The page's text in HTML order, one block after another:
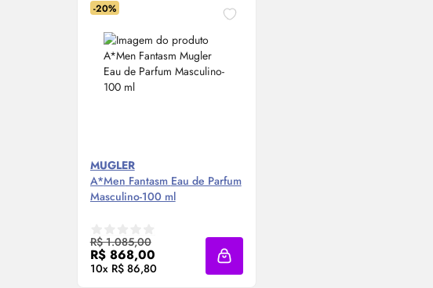
-20%
MUGLER
A*Men Fantasm Eau de Parfum
Masculino-100 ml
R$ 1.085,00
R$ 868,00
10x R$ 86,80
Compre Agora ❯
Adicionar à sacola